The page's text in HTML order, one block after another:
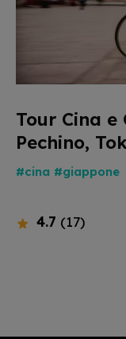
Tour Cina e
Pechino,
#cina #giappone
4.7 (17)